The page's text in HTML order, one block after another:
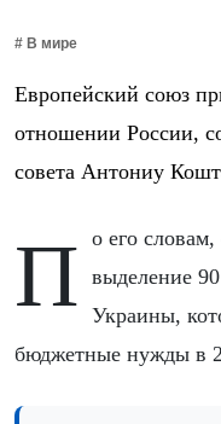
# В мире
Европейский союз
отношении России,
совета Антониу
По его словам, одновременно было одобрено
выделение
Украины,
бюджетные нужды в